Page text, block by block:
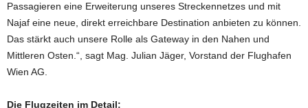
Passagieren eine Erweiterung unseres Streckennetzes und mit
Najaf eine neue, direkt erreichbare Destination anbieten zu können.
Das stärkt auch unsere Rolle als Gateway in den Nahen und
Mittleren Osten.“, sagt Mag. Julian Jäger, Vorstand der Flughafen
Wien AG.
Die Flugzeiten im Detail: